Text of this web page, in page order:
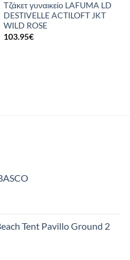
Τζάκετ γυναικείο LAFUMA LD
DESTIVELLE ACTILOFT JKT
WILD ROSE
103.95€
Tent Pavillo Ground 2